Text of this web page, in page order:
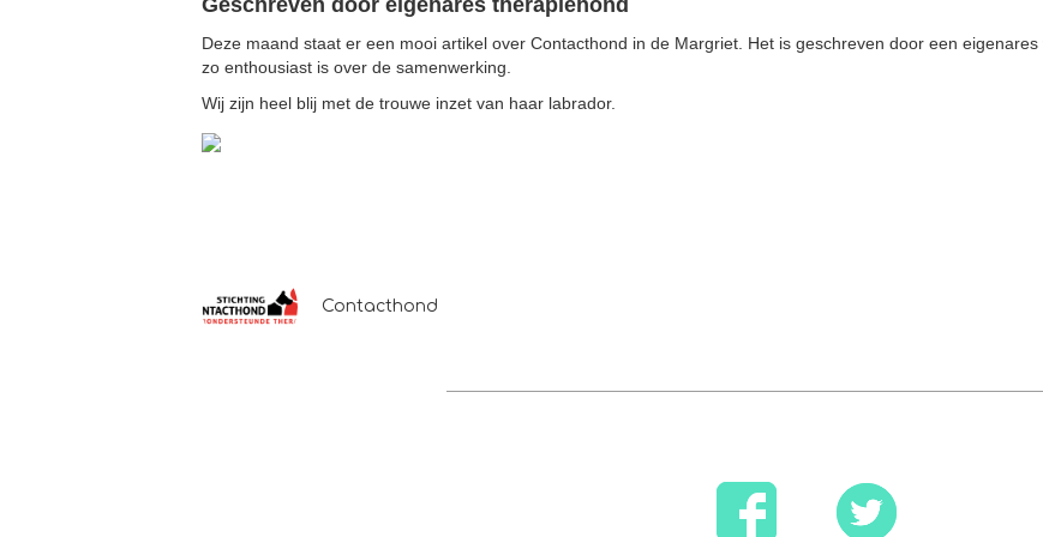
Geschreven door eigenares therapiehond
Deze maand staat er een mooi artikel over Contacthond in de Margriet. Het is geschreven door een
zo enthousiast is over de samenwerking.
Wij zijn heel blij met de trouwe inzet van haar labrador.
Contacthond